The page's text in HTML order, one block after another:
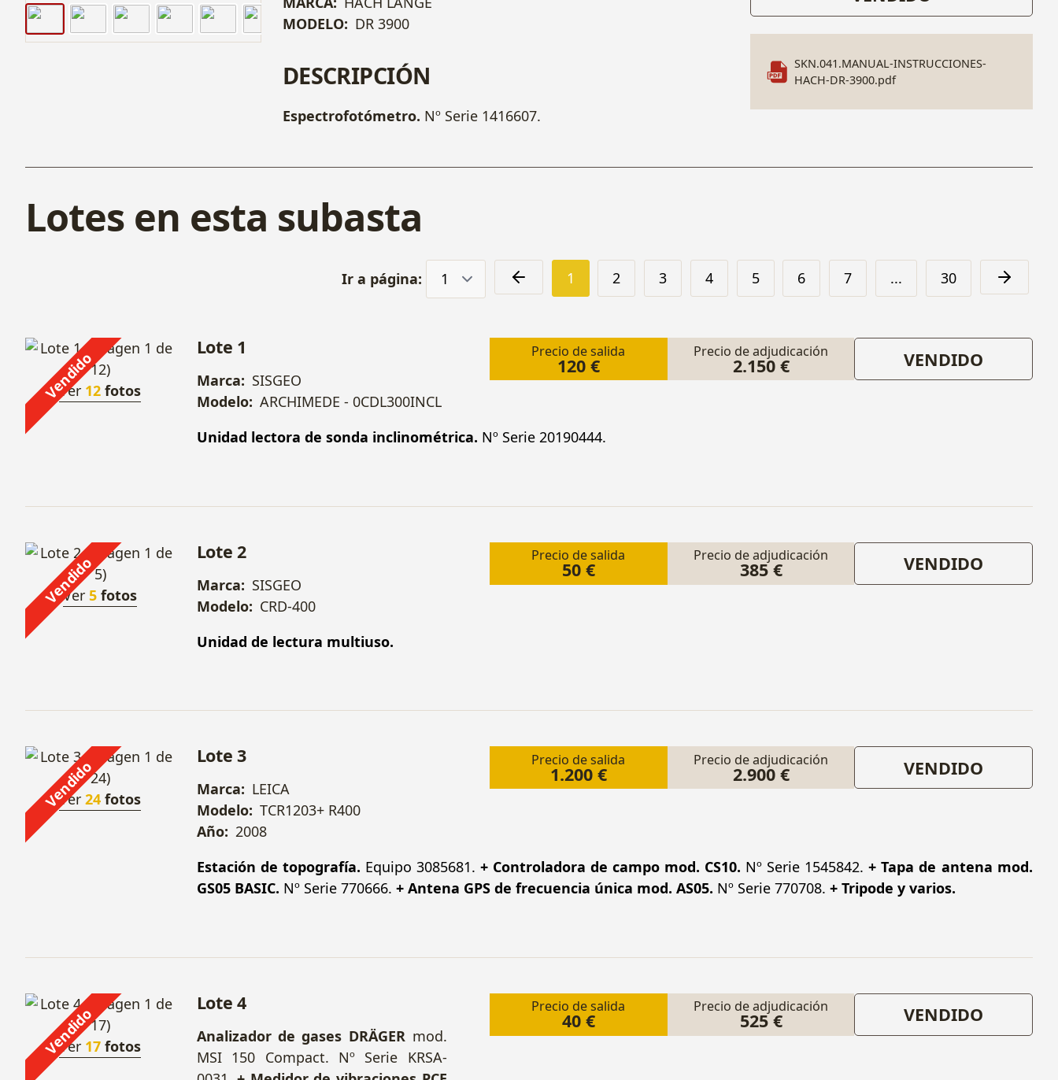
SKN.041.MANUAL-INSTRUCCIONES-
HACH-DR-3900.pdf
MODELO: DR 3900
DESCRIPCIÓN
Espectrofotómetro. Nº Serie 1416607.
Lotes en esta subasta
1 2 3 4 5 6 7 ... 30
Ir a página:
Vendido
Ver 12 fotos
Precio de salida
120 €
Precio de adjudicación
2.150 € VENDIDO
Lote 1
Marca: SISGEO
Modelo: ARCHIMEDE - 0CDL300INCL
Unidad lectora de sonda inclinométrica. Nº Serie 20190444.
Vendido
Ver5 fotos
Precio de salida
50 €
Precio de adjudicación
385 € VENDIDO
Lote 2
Marca: SISGEO
Modelo: CRD-400
Unidad de lectura multiuso.
Vendido
Ver24 fotos
Precio de salida
1.200 €
Precio de adjudicación
2.900 € VENDIDO
Lote 3
Marca: LEICA
Modelo: TCR1203+ R400
Año: 2008
Estación de topografía. Equipo 3085681. + Controladora de campo mod. CS10. Nº Serie 1545842. + Tapa de antena mod.
GS05 BASIC. Nº Serie 770666. + Antena GPS de frecuencia única mod. AS05. Nº Serie 770708. + Tripode y varios.
Vendido
Ver 17 fotos
Precio de salida
40 €
Precio de adjudicación
525 € VENDIDO
Lote 4
Analizador de gases DRÄGER mod.
MSI 150 Compact. Nº Serie KRSA-